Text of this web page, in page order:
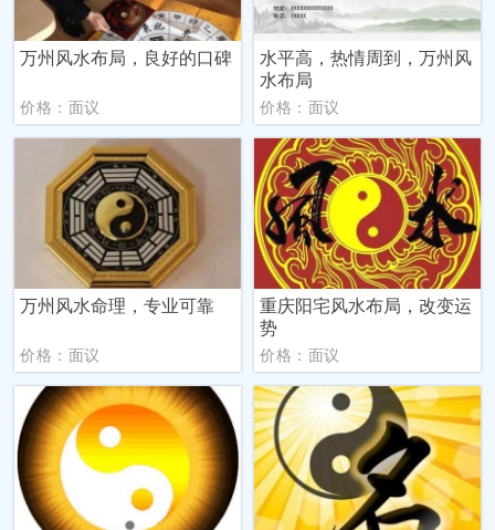
万州风水布局，良好的口碑
价格：面议
水平高，热情周到，万州风
水布局
价格：面议
万州风水命理，专业可靠
价格：面议
重庆阳宅风水布局，改变运
势
价格：面议